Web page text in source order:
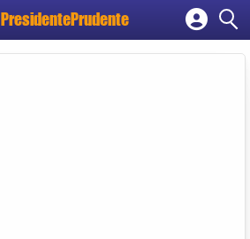
PresidentePrudente
Cadastrar empresa